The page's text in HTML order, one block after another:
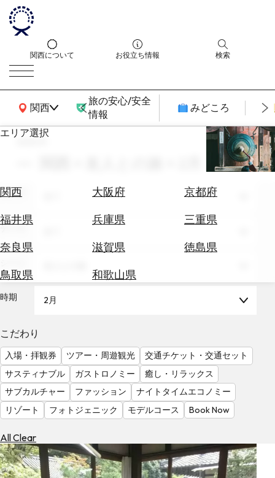
関西について お役立ち情報 検索
関西
関西広域MAP
旅の安心/安全
情報
みどころ
エリア選択
関西 大阪府
京都府
福井県
兵庫県
三重県
奈良県
滋賀県
徳島県
鳥取県
和歌山県
エ
券
テ
を
調
べ
る
天
気
を
見
る
search
エリア
テーマ
時期 2月
こだわり
入場・拝観券 ツアー・周遊観光
交通チケット・交通セット
サスティナブル
ガストロノミー
癒し・リラックス
サブカルチャー
ファッション
ナイトタイムエコノミー
リゾート
フォトジェニック モデルコース Book Now
All Clear